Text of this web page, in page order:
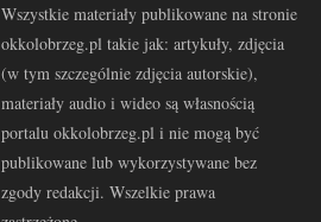
Wszystkie materiały publikowane na stronie
okkolobrzeg.pl takie jak: artykuły, zdjęcia
(w tym szczególnie zdjęcia autorskie),
materiały audio i wideo są własnością
portalu okkolobrzeg.pl i nie mogą być
publikowane lub wykorzystywane bez
zgody redakcji. Wszelkie prawa